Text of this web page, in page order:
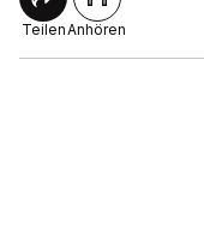
TeilenAnhören